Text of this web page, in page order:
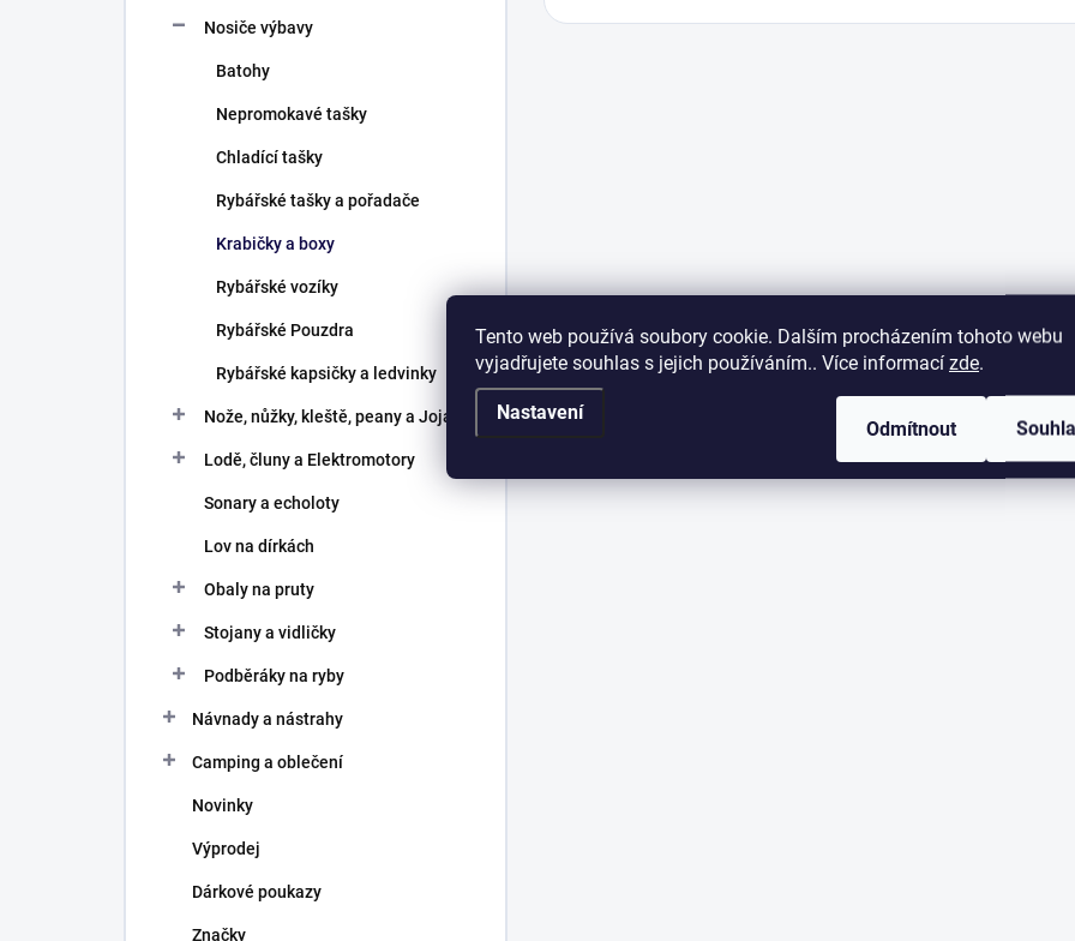
Tento web používá soubory cookie. Dalším procházením tohoto webu
vyjadřujete souhlas s jejich používáním.. Více informací zde.
Nastavení
Odmítnout
Nosiče výbavy
Batohy
Nepromokavé tašky
Chladící tašky
Rybářské tašky a pořadače
Krabičky a boxy
Rybářské vozíky
Rybářské Pouzdra
Rybářské kapsičky a ledvinky
Nože, nůžky, kleště, peany a Joja
Lodě, čluny a Elektromotory
Sonary a echoloty
Lov na dírkách
Obaly na pruty
Stojany a vidličky
Podběráky na ryby
Návnady a nástrahy
Camping a oblečení
Novinky
Výprodej
Dárkové poukazy
Značky